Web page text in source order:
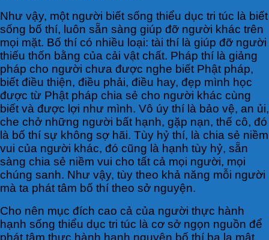
Như vậy, một người biết sống thiểu dục tri túc là biết
sống bố thí, luôn sẵn sàng giúp đỡ người khác trên
mọi mặt. Bố thí có nhiều loại: tài thí là giúp đỡ người
thiếu thốn bằng của cải vật chất. Pháp thí là giảng
pháp cho người chưa được nghe biết Phật pháp,
biết điều thiện, điều phải, điều hay, đẹp mình học
được từ Phật pháp chia sẻ cho người khác cùng
biết và được lợi như mình. Vô úy thí là bảo vệ, an ủi,
che chở những người bất hạnh, gặp nạn, thế cô, đó
là bố thí sự không sợ hãi. Tùy hỷ thí, là chia sẻ niềm
vui của người khác, đó cũng là hạnh tùy hỷ, sẵn
sàng chia sẻ niềm vui cho tất cả mọi người, mọi
chúng sanh. Như vậy, tùy theo khả năng mỗi người
mà ta phát tâm bố thí theo sở nguyện.
Cho nên mục đích cao cả của người thực hành
hạnh sống thiểu dục tri túc là cơ sở ngọn nguồn để
phát tâm thực hành hạnh nguyện bố thí ba la mật